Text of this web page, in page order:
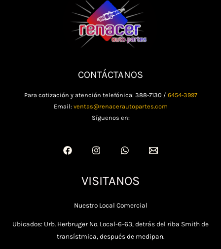
CONTÁCTANOS
Para cotización y atención telefónica: 388-7130 / 6454-3997
Email: ventas@renacerautopartes.com
Síguenos en:
VISITANOS
Nuestro Local Comercial
Ubicados: Urb. Herbruger No. Local-6-63, detrás del riba Smith de
transístmica, después de medipan.